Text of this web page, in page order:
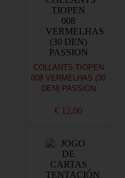
COLLANTS TIOPEN
008 VERMELHAS (30
DEN) PASSION
€ 12,00